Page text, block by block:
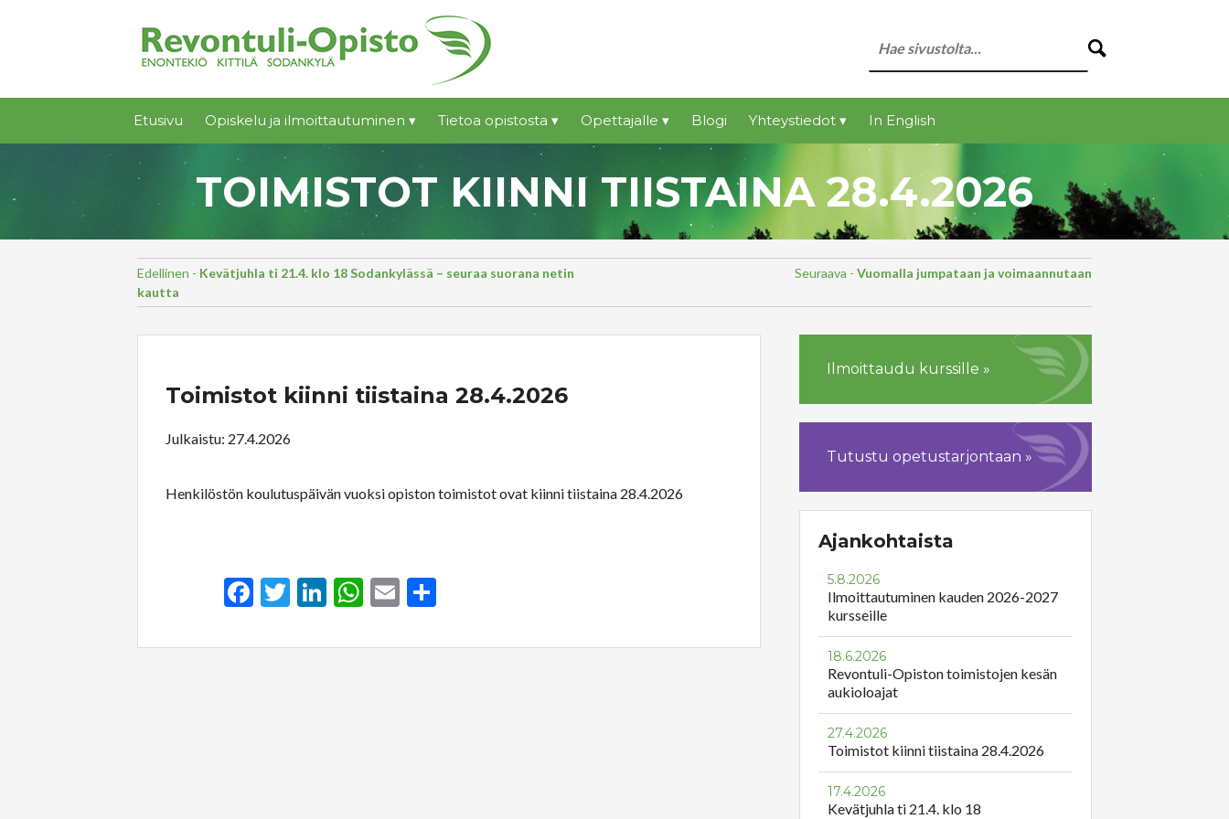
Etusivu Opiskelu ja ilmoittautuminen ▾ Tietoa opistosta ▾ Opettajalle ▾ Blogi Yhteystiedot ▾ In English
TOIMISTOT KIINNI TIISTAINA 28.4.2026
Edellinen - Kevätjuhla ti 21.4. klo 18 Sodankylässä – seuraa suorana netin
kautta
Seuraava - Vuomalla jumpataan ja voimaannutaan
Toimistot kiinni tiistaina 28.4.2026
Julkaistu: 27.4.2026
Henkilöstön koulutuspäivän vuoksi opiston toimistot ovat kiinni tiistaina 28.4.2026
Facebook
Twitter
LinkedIn
WhatsApp
Email
Ilmoittaudu kurssille »
Tutustu opetustarjontaan »
Ajankohtaista
5.8.2026
Ilmoittautuminen kauden 2026-2027
kursseille
18.6.2026
Revontuli-Opiston toimistojen kesän
aukioloajat
27.4.2026
Toimistot kiinni tiistaina 28.4.2026
17.4.2026
Kevätjuhla ti 21.4. klo 18